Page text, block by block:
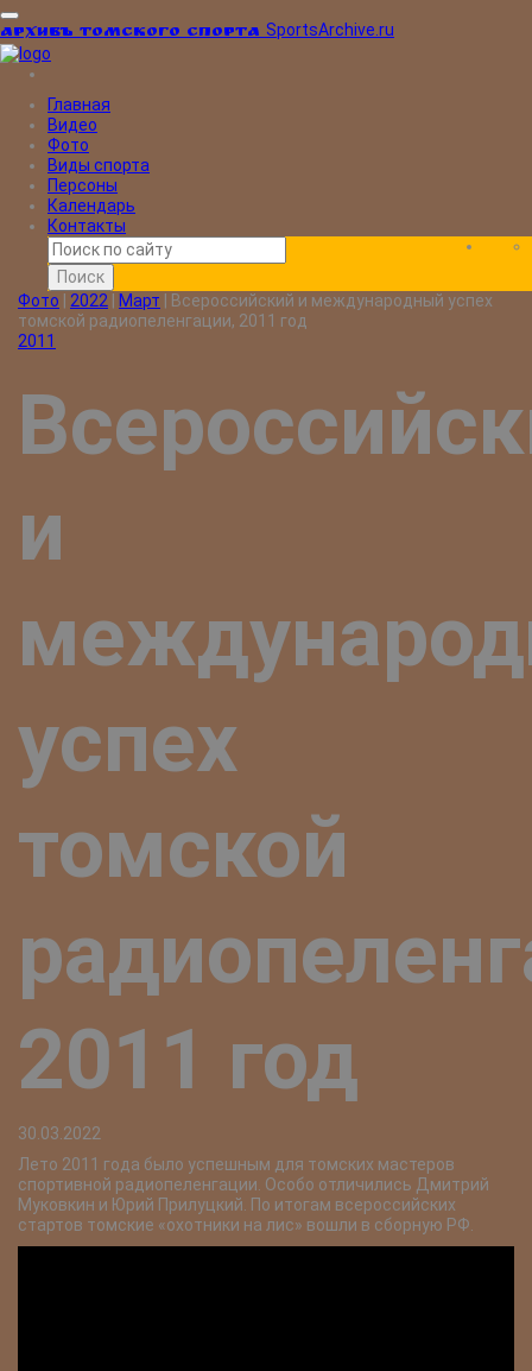
Архивъ томского спортаSportsArchive.ru
Главная
Видео
Фото
Виды спорта
Персоны
Календарь
Контакты
Поиск
Фото
2022 Март
Всероссийский и международный успех
томской радиопеленгации, 2011 год
2011
и
успех
томской
2011 год
30.03.2022
Лето 2011 года было успешным для томских мастеров
спортивной радиопеленгации. Особо отличились Дмитрий
Муковкин и Юрий Прилуцкий. По итогам всероссийских
стартов томские «охотники на лис» вошли в сборную РФ.